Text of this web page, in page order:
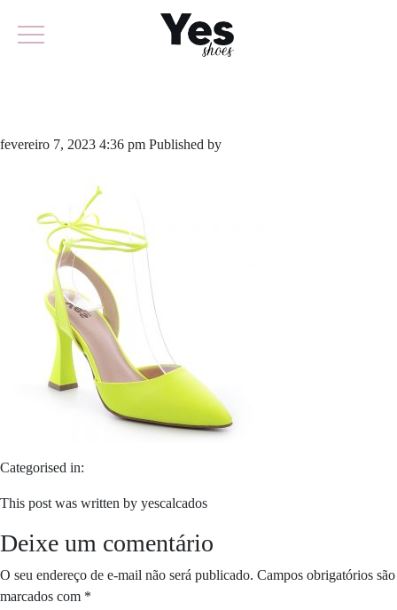
fevereiro 7, 2023 4:36 pm Published by
Categorised in:
This post was written by yescalcados
Deixe um comentário
O seu endereço de e-mail não será publicado. Campos obrigatórios são
marcados com *